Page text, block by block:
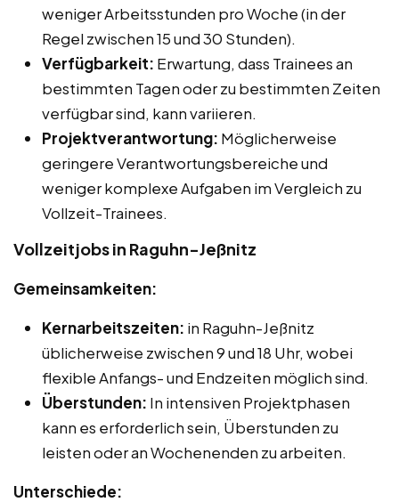
weniger Arbeitsstunden pro Woche (in der
Regel zwischen 15 und 30 Stunden).
Verfügbarkeit: Erwartung, dass Trainees an
bestimmten Tagen oder zu bestimmten Zeiten
verfügbar sind, kann variieren.
Projektverantwortung: Möglicherweise
geringere Verantwortungsbereiche und
weniger komplexe Aufgaben im Vergleich zu
Vollzeit-Trainees.
Vollzeitjobs in Raguhn-Jeßnitz
Gemeinsamkeiten:
Kernarbeitszeiten: in Raguhn-Jeßnitz
üblicherweise zwischen 9 und 18 Uhr, wobei
flexible Anfangs- und Endzeiten möglich sind.
Überstunden: In intensiven Projektphasen
kann es erforderlich sein, Überstunden zu
leisten oder an Wochenenden zu arbeiten.
Unterschiede: